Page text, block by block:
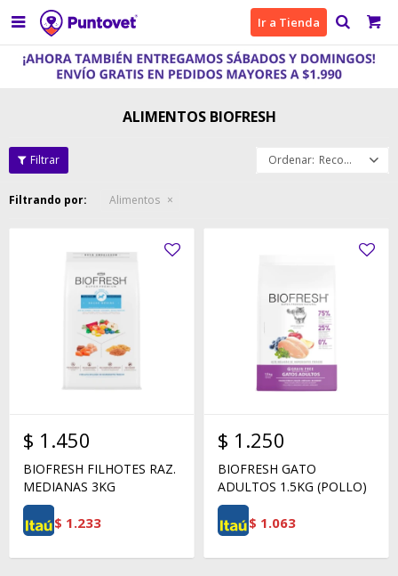
 Ir a Tienda
ALIMENTOS BIOFRESH
Recomendados
Filtrando por: Alimentos
$ 1.450
BIOFRESH FILHOTES RAZ.
MEDIANAS 3KG
$ 1.233
$ 1.250
BIOFRESH GATO
ADULTOS 1.5KG (POLLO)
$ 1.063